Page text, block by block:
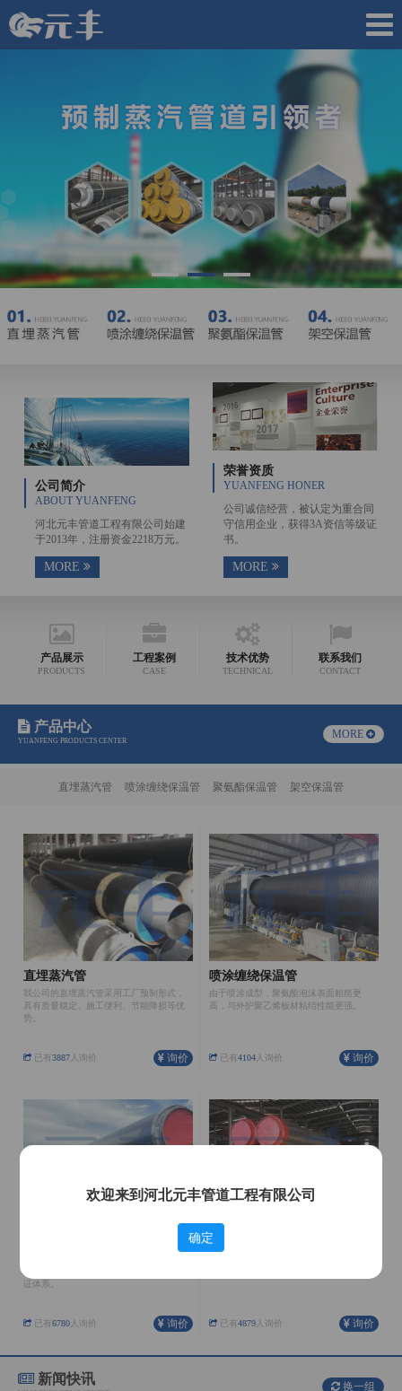
公司简介
ABOUT YUANFENG
河北元丰管道工程有限公司始建
于2013年，注册资金2218万元。
MORE
荣誉资质
YUANFENG HONER
公司诚信经营，被认定为重合同
守信用企业，获得3A资信等级证
书。
MORE
产品展示
PRODUCTS
工程案例
CASE
技术优势
TECHNICAL
联系我们
CONTACT
产品中心
YUANFENG PRODUCTS CENTER
MORE
直埋蒸汽管 喷涂缠绕保温管 聚氨酯保温管 架空保温管
直埋蒸汽管
我公司的直埋蒸汽管采用工厂预制形式，
具有质量稳定、施工便利、节能降损等优
势。
已有3887人询价 询价
喷涂缠绕保温管
由于喷涂成型，聚氨酯泡沫表面粗糙更
高，与外护聚乙烯板材粘结性能更强。
已有4104人询价 询价
证体系。
已有6780人询价 询价
架空保温管
已有4879人询价 询价
新闻快讯 换一组
欢迎来到河北元丰管道工程有限公司
确定